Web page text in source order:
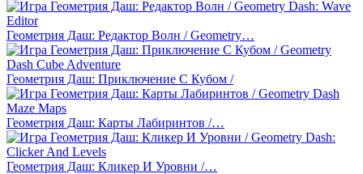
Геометрия Даш: Редактор Волн / Geometry…
Геометрия Даш: Приключение С Кубом /
Геометрия Даш: Карты Лабиринтов /…
Геометрия Даш: Кликер И Уровни /…